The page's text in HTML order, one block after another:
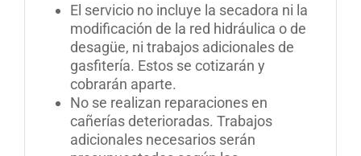
El servicio no incluye la secadora ni la
modificación de la red hidráulica o de
desagüe, ni trabajos adicionales de
gasfitería. Estos se cotizarán y
cobrarán aparte.
No se realizan reparaciones en
cañerías deterioradas. Trabajos
adicionales necesarios serán